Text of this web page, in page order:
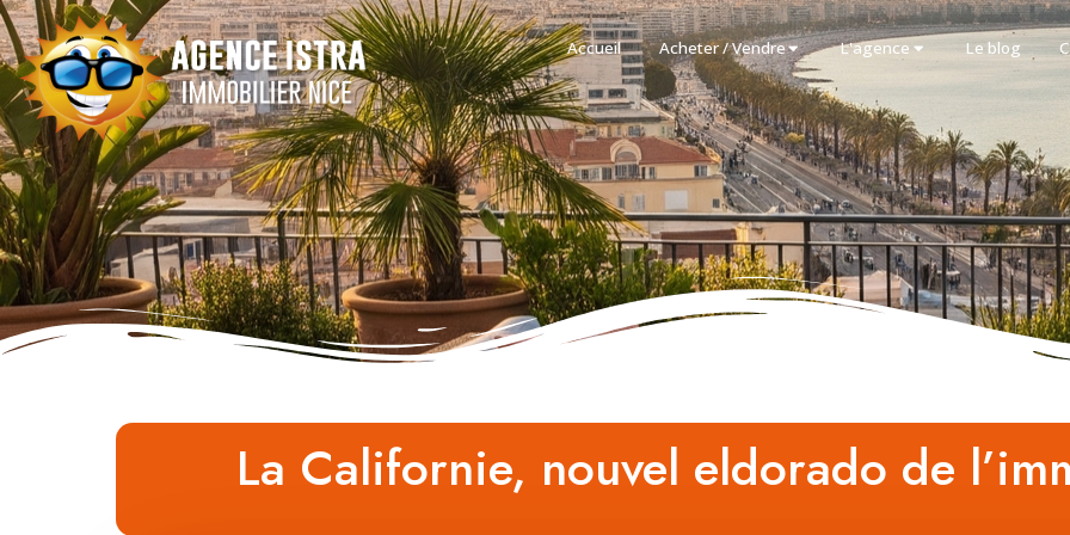
Accueil Acheter / Vendre L'agence Le blog
La Californie, nouvel eldorado de